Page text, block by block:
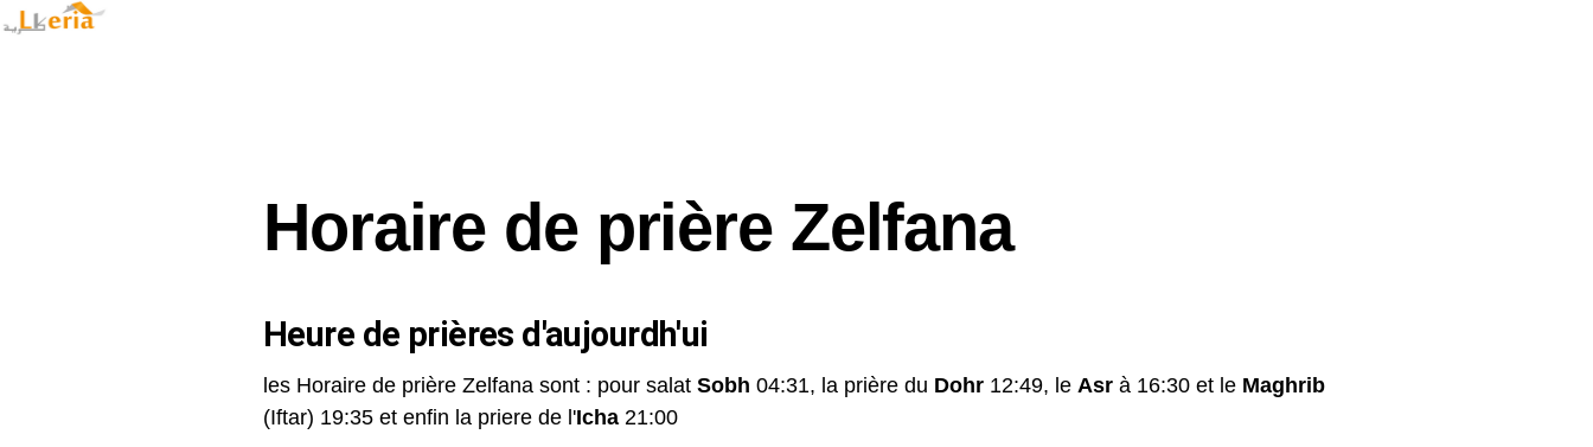
Horaire de prière Zelfana
Heure de prières d'aujourdh'ui
les Horaire de prière Zelfana sont : pour salat Sobh 04:31, la prière du Dohr 12:49, le Asr à 16:30 et le Maghrib
(Iftar) 19:35 et enfin la priere de l'Icha 21:00